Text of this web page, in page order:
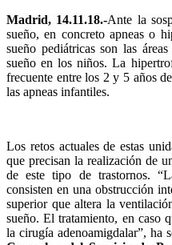
Madrid, 14.11.18.-Ante la
sueño, en concreto apneas o
sueño pediátricas son las
sueño en los niños. La
frecuente entre los 2 y 5 años
las apneas infantiles.
Los retos actuales de estas
que precisan la realización de
de este tipo de trastornos.
consisten en una obstrucción
superior que altera la
sueño. El tratamiento, en caso
la cirugía adenoamigdalar”, ha